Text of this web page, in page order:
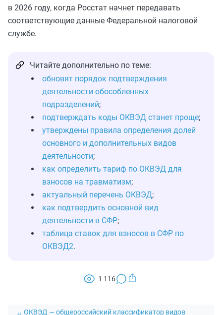
в 2026 году, когда Росстат начнет передавать
соответствующие данные Федеральной налоговой
службе.
Читайте дополнительно по теме:
обновят порядок подтверждения
деятельности обособленных
подразделений;
подтверждать коды ОКВЭД станет проще;
утверждены правила определения долей
основного и дополнительных видов
деятельности;
как определить тариф по ОКВЭД для
взносов на травматизм;
актуальный перечень ОКВЭД;
как подтвердить основной вид
деятельности в СФР;
таблица ставок для взносов в СФР по
ОКВЭД2.
1 116
ОКВЭД — общероссийский классификатор видов